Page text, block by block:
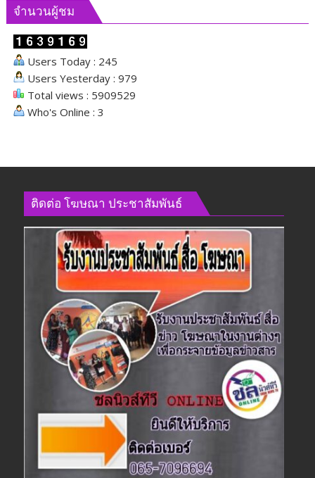
จำนวนผู้ชม
Users Today : 245
Users Yesterday : 979
Total views : 5909529
Who's Online : 3
ติดต่อ​ โฆษณา​ ประชาสัมพันธ์